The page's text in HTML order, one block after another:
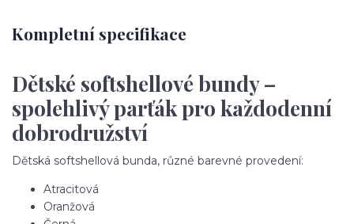
Kompletní specifikace
Dětské softshellové bundy –
spolehlivý parťák pro každodenní
dobrodružství
Dětská softshellová bunda, různé barevné provedení:
Atracitová
Oranžová